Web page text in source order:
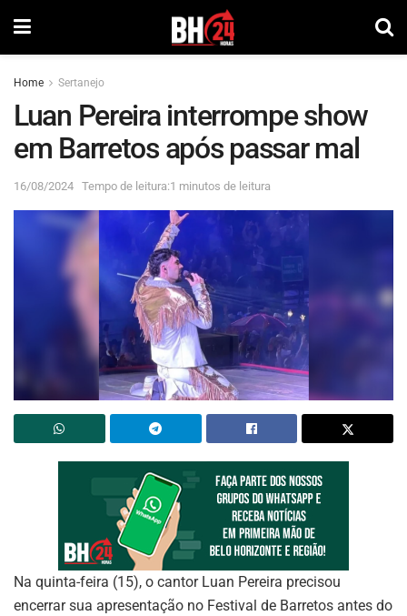
Home Sertanejo
Luan Pereira interrompe show
em Barretos após passar mal
16/08/2024 Tempo de leitura:1 minutos de leitura
Na quinta-feira (15), o cantor Luan Pereira precisou
encerrar sua apresentação no Festival de Barretos antes do